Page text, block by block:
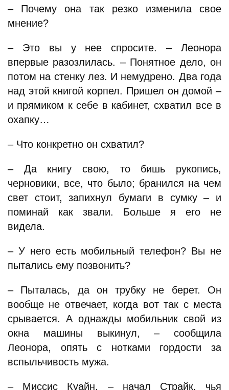
– Почему она так резко изменила свое
мнение?
– Это вы у нее спросите. – Леонора
впервые разозлилась. – Понятное дело, он
потом на стенку лез. И немудрено. Два года
над этой книгой корпел. Пришел он домой –
и прямиком к себе в кабинет, схватил все в
охапку…
– Что конкретно он схватил?
– Да книгу свою, то бишь рукопись,
черновики, все, что было; бранился на чем
свет стоит, запихнул бумаги в сумку – и
поминай как звали. Больше я его не
видела.
– У него есть мобильный телефон? Вы не
пытались ему позвонить?
– Пыталась, да он трубку не берет. Он
вообще не отвечает, когда вот так с места
срывается. А однажды мобильник свой из
окна машины выкинул, – сообщила
Леонора, опять с нотками гордости за
вспыльчивость мужа.
– Миссис Куайн, – начал Страйк, чья